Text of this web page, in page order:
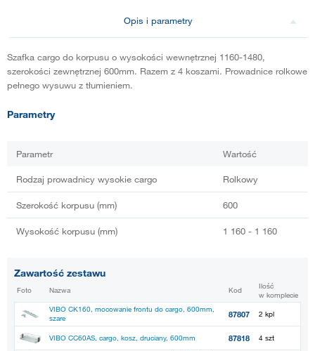
Opis i parametry
Szafka cargo do korpusu o wysokości wewnętrznej 1160-1480,
szerokości zewnętrznej 600mm. Razem z 4 koszami. Prowadnice rolkowe
pełnego wysuwu z tłumieniem.
Parametry
Parametr Wartość
Rodzaj prowadnicy wysokie cargo Rolkowy
Szerokość korpusu (mm) 600
Wysokość korpusu (mm) 1 160 - 1 160
Zawartość zestawu
Foto Nazwa Kod
Ilość
w komplecie
VIBO CK160, mocowanie frontu do cargo, 600mm,
szare
87807 2 kpl
VIBO CC60AS, cargo, kosz, druciany, 600mm 87818 4 szt